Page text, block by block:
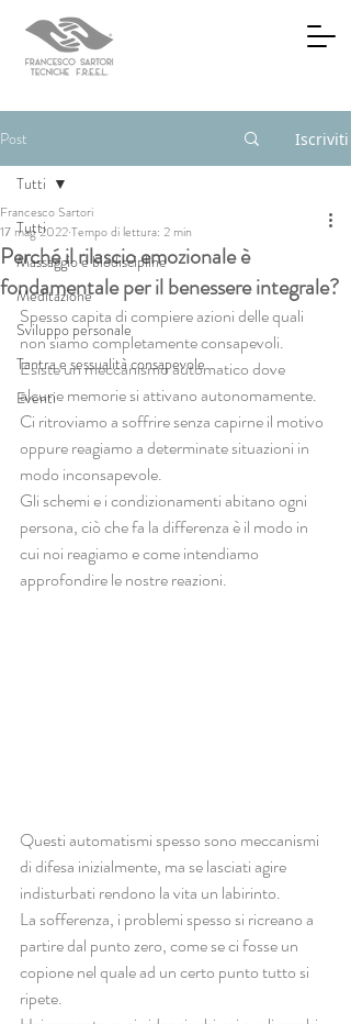
Post Iscriviti
Tutti
Massaggio e biodiscipline
Meditazione
Sviluppo personale
Tantra e sessualità consapevole
Eventi
Tutti
Perché il rilascio emozionale è
fondamentale per il benessere integrale?
Francesco Sartori
17 mag 2022Tempo di lettura: 2 min
Spesso capita di compiere azioni delle quali
non siamo completamente consapevoli.
Esiste un meccanismo automatico dove
alcune memorie si attivano autonomamente.
Ci ritroviamo a soffrire senza capirne il motivo
oppure reagiamo a determinate situazioni in
modo inconsapevole.
Gli schemi e i condizionamenti abitano ogni
persona, ciò che fa la differenza è il modo in
cui noi reagiamo e come intendiamo
approfondire le nostre reazioni.
Questi automatismi spesso sono meccanismi
di difesa inizialmente, ma se lasciati agire
indisturbati rendono la vita un labirinto.
La sofferenza, i problemi spesso si ricreano a
partire dal punto zero, come se ci fosse un
copione nel quale ad un certo punto tutto si
ripete.